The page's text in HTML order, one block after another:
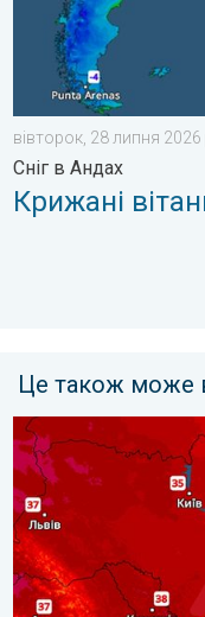
вівторок, 28 липня 2026
Сніг в Андах
Крижані
Це також може
Україну охопить